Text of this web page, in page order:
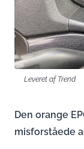
Leveret af Trend
Den orange
misforståede